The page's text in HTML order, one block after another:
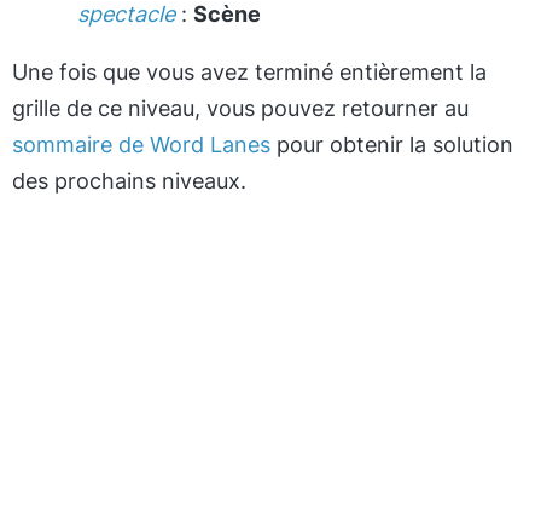
spectacle: Scène
Une fois que vous avez terminé entièrement la
grille de ce niveau, vous pouvez retourner au
sommaire de Word Lanes pour obtenir la solution
des prochains niveaux.